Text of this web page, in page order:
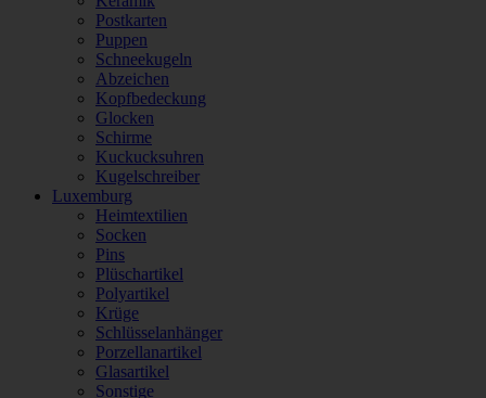
Postkarten
Puppen
Schneekugeln
Abzeichen
Kopfbedeckung
Glocken
Schirme
Kuckucksuhren
Kugelschreiber
Luxemburg
Heimtextilien
Socken
Pins
Plüschartikel
Polyartikel
Krüge
Schlüsselanhänger
Porzellanartikel
Glasartikel
Sonstige